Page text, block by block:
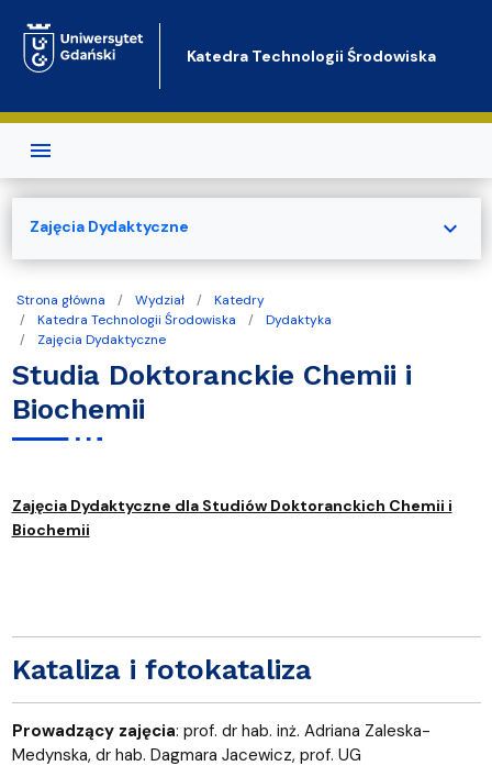
Katedra Technologii Środowiska
Strona główna Wydział
Katedry
Katedra Technologii Środowiska
Dydaktyka
Zajęcia Dydaktyczne
Studia Doktoranckie Chemii i
Biochemii
Zajęcia Dydaktyczne dla Studiów Doktoranckich Chemii i
Biochemii
Kataliza i fotokataliza
Prowadzący zajęcia: prof. dr hab. inż. Adriana Zaleska-
Medynska, dr hab. Dagmara Jacewicz, prof. UG
Zajęcia Dydaktyczne expand_more